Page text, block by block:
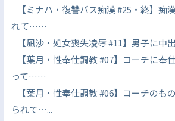
【ミナハ・復讐バス痴漢 #25・終】痴
れて……
【凪沙・処女喪失凌辱 #11】男子に
【葉月・性奉仕調教 #07】コーチに奉
って……
【葉月・性奉仕調教 #06】コーチのも
られて…...